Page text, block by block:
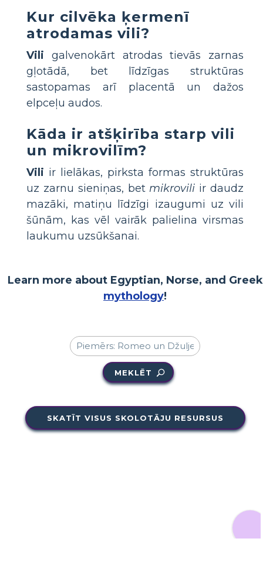
Kur cilvēka ķermenī
atrodamas vili?
Vili galvenokārt atrodas tievās zarnas
gļotādā, bet līdzīgas struktūras
sastopamas arī placentā un dažos
elpceļu audos.
Kāda ir atšķirība starp vili
un mikrovilīm?
Vili ir lielākas, pirksta formas struktūras
uz zarnu sieniņas, bet mikrovili ir daudz
mazāki, matiņu līdzīgi izaugumi uz vili
šūnām, kas vēl vairāk palielina virsmas
laukumu uzsūkšanai.
Learn more about Egyptian, Norse, and Greek
mythology!
MEKLĒT
SKATĪT VISUS SKOLOTĀJU RESURSUS